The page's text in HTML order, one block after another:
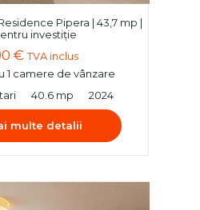
Pipera | 43,7 mp |
investiție
€ TVA inclus
1 camere de vânzare
40.6 mp 2024
multe detalii